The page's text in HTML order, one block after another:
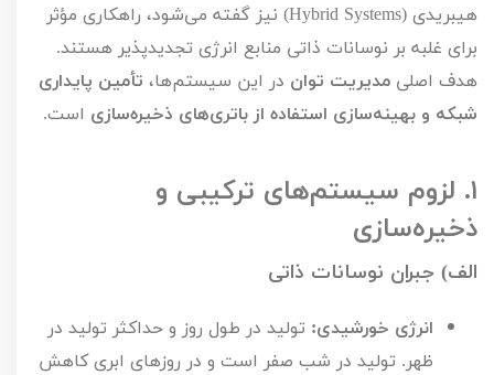
هیبریدی (Hybrid Systems) نیز گفته می‌شود، راهکاری مؤثر
برای غلبه بر نوسانات ذاتی منابع انرژی تجدیدپذیر هستند.
هدف اصلی مدیریت توان در این سیستم‌ها، تأمین پایداری
شبکه و بهینه‌سازی استفاده از باتری‌های ذخیره‌سازی است.
۱. لزوم سیستم‌های ترکیبی و
ذخیره‌سازی
الف) جبران نوسانات ذاتی
انرژی خورشیدی: تولید در طول روز و حداکثر تولید در
ظهر. تولید در شب صفر است و در روزهای ابری کاهش